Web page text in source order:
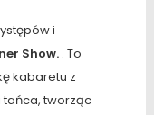
i
Show. . To
kabaretu z
tańca, tworząc